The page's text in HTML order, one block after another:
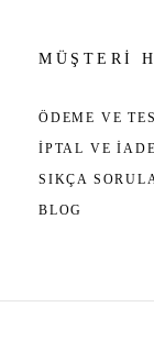
MÜŞTERİ
ÖDEME VE
İPTAL VE
SIKÇA
BLOG